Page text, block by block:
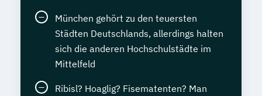
München gehört zu den teuersten
Städten Deutschlands, allerdings halten
sich die anderen Hochschulstädte im
Mittelfeld
Ribisl? Hoaglig? Fisematenten? Man